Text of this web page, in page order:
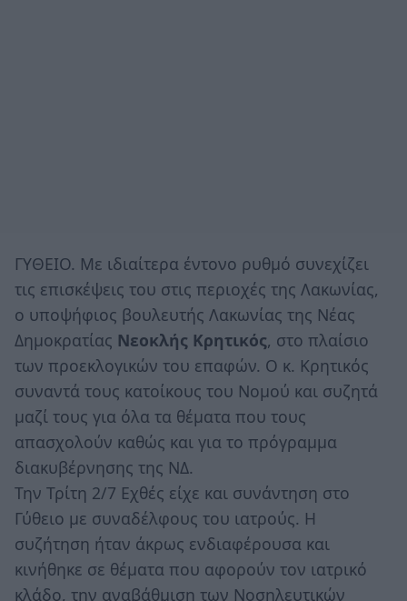
ΓΥΘΕΙΟ. Με ιδιαίτερα έντονο ρυθμό συνεχίζει
τις επισκέψεις του στις περιοχές της Λακωνίας,
ο υποψήφιος βουλευτής Λακωνίας της Νέας
Δημοκρατίας Νεοκλής Κρητικός, στο πλαίσιο
των προεκλογικών του επαφών. Ο κ. Κρητικός
συναντά τους κατοίκους του Νομού και συζητά
μαζί τους για όλα τα θέματα που τους
απασχολούν καθώς και για το πρόγραμμα
διακυβέρνησης της ΝΔ.
Την Τρίτη 2/7 Εχθές είχε και συνάντηση στο
Γύθειο με συναδέλφους του ιατρούς. Η
συζήτηση ήταν άκρως ενδιαφέρουσα και
κινήθηκε σε θέματα που αφορούν τον ιατρικό
κλάδο, την αναβάθμιση των Νοσηλευτικών